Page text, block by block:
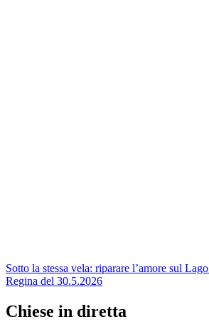
Sotto la stessa vela: riparare l’amore sul
Regina del 30.5.2026
Chiese in diretta